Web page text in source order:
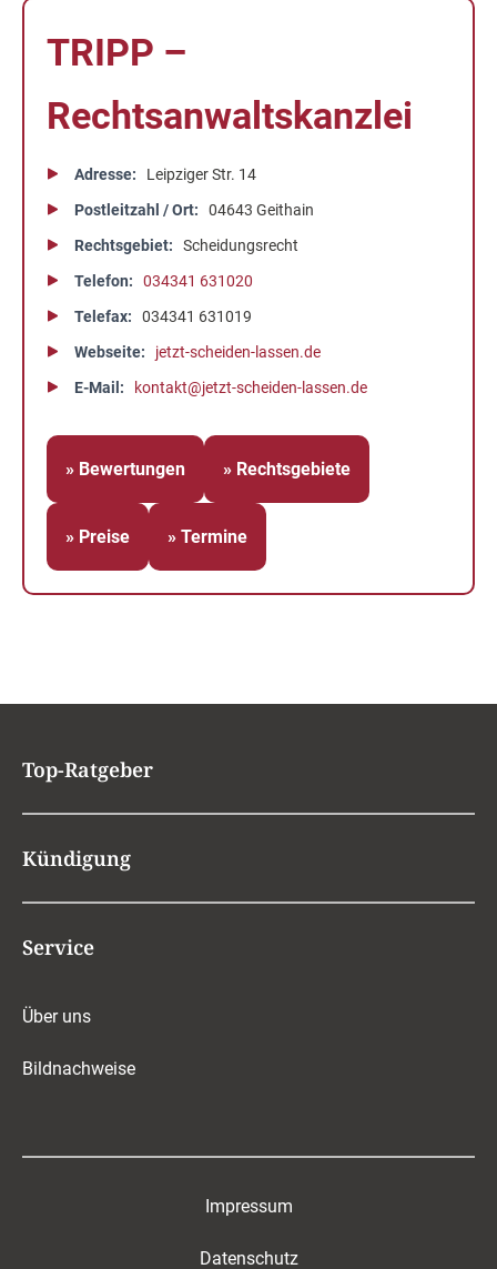
TRIPP –
Rechtsanwaltskanzlei
Adresse
Leipziger Str. 14
Postleitzahl / Ort
04643 Geithain
Rechtsgebiet
Scheidungsrecht
Telefon
034341 631020
Telefax
034341 631019
Webseite
jetzt-scheiden-lassen.de
E-Mail
kontakt@jetzt-scheiden-lassen.de
» Bewertungen » Rechtsgebiete
» Preise » Termine
Top-Ratgeber
Kündigung
Service
Über uns
Bildnachweise
Impressum
Datenschutz